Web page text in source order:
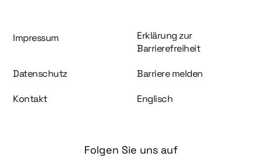
Information und Service
Impressum
Erklärung zur
Barrierefreiheit
Datenschutz Barriere melden
Kontakt Englisch
Folgen Sie uns auf